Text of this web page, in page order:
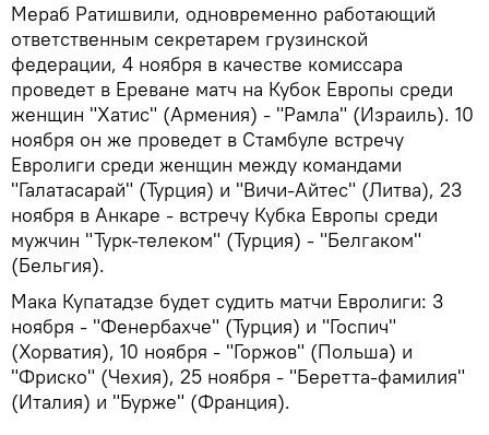
Мераб Ратишвили, одновременно работающий
ответственным секретарем грузинской
федерации, 4 ноября в качестве комиссара
проведет в Ереване матч на Кубок Европы среди
женщин "Хатис" (Армения) - "Рамла" (Израиль). 10
ноября он же проведет в Стамбуле встречу
Евролиги среди женщин между командами
"Галатасарай" (Турция) и "Вичи-Айтес" (Литва), 23
ноября в Анкаре - встречу Кубка Европы среди
мужчин "Турк-телеком" (Турция) - "Белгаком"
(Бельгия).
Мака Купатадзе будет судить матчи Евролиги: 3
ноября - "Фенербахче" (Турция) и "Госпич"
(Хорватия), 10 ноября - "Горжов" (Польша) и
"Фриско" (Чехия), 25 ноября - "Беретта-фамилия"
(Италия) и "Бурже" (Франция).